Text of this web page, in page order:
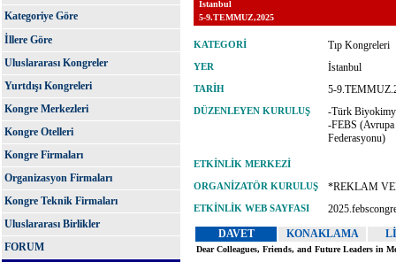
Kategoriye Göre
İllere Göre
Uluslararası Kongreler
Yurtdışı Kongreleri
Kongre Merkezleri
Kongre Otelleri
Kongre Firmaları
Organizasyon Firmaları
Kongre Teknik Firmaları
Uluslararası Birlikler
FORUM